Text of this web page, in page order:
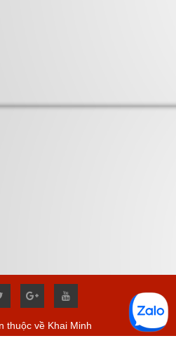
thuộc về Khai Minh